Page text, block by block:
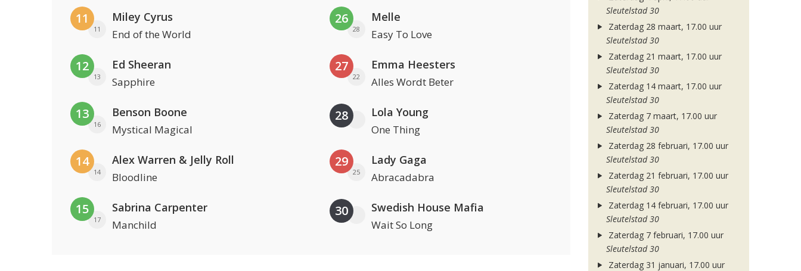
11
11
Miley Cyrus
End of the World
12
13
Ed Sheeran
Sapphire
13
16
Benson Boone
Mystical Magical
14
14
Alex Warren & Jelly Roll
Bloodline
15
17
Sabrina Carpenter
Manchild
26
28
Melle
Easy To Love
27
22
Emma Heesters
Alles Wordt Beter
28 Lola Young
One Thing
29
25
Lady Gaga
Abracadabra
30 Swedish House Mafia
Wait So Long
Sleutelstad 30
Zaterdag 28 maart, 17.00 uur
Sleutelstad 30
Zaterdag 21 maart, 17.00 uur
Sleutelstad 30
Zaterdag 14 maart, 17.00 uur
Sleutelstad 30
Zaterdag 7 maart, 17.00 uur
Sleutelstad 30
Zaterdag 28 februari, 17.00 uur
Sleutelstad 30
Zaterdag 21 februari, 17.00 uur
Sleutelstad 30
Zaterdag 14 februari, 17.00 uur
Sleutelstad 30
Zaterdag 7 februari, 17.00 uur
Sleutelstad 30
Zaterdag 31 januari, 17.00 uur